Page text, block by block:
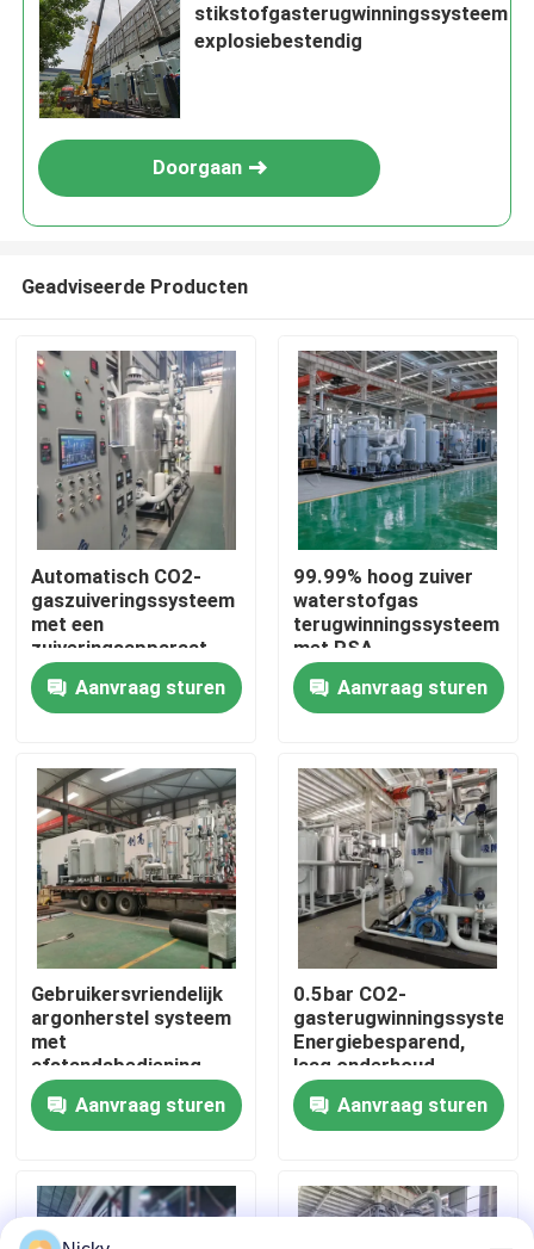
Thuis
Producten
Over ons
Fabriekstocht
Kwaliteitscontrole
Neem contact met ons op
Nieuws
Vraag een offerte
De Generator van de hoge Zuiverheidsstikstof
stikstofgasterugwinningssysteem
explosiebestendig
Doorgaan
Geadviseerde Producten
Automatisch CO2-
gaszuiveringssysteem
met een
zuiveringsapparaat
van 99,99% zuiverheid
Aanvraag sturen
99.99% hoog zuiver
waterstofgas
terugwinningssysteem
met PSA-
zuiveringssysteem
Aanvraag sturen
Gebruikersvriendelijk
argonherstel systeem
met
afstandsbediening
Aanvraag sturen
0.5bar CO2-
gasterugwinningssysteem
Energiebesparend,
laag onderhoud
Aanvraag sturen